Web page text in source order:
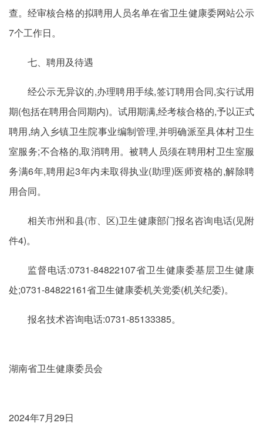
查。经审核合格的拟聘用人员名单在省卫生健康委网站公示
7个工作日。
七、聘用及待遇
经公示无异议的,办理聘用手续,签订聘用合同,实行试用
期(包括在聘用合同期内)。试用期满,经考核合格的,予以正式
聘用,纳入乡镇卫生院事业编制管理,并明确派至具体村卫生
室服务;不合格的,取消聘用。被聘人员须在聘用村卫生室服
务满6年,聘用起3年内未取得执业(助理)医师资格的,解除聘
用合同。
相关市州和县(市、区)卫生健康部门报名咨询电话(见附
件4)。
监督电话:0731-84822107省卫生健康委基层卫生健康
处;0731-84822161省卫生健康委机关党委(机关纪委)。
报名技术咨询电话:0731-85133385。
湖南省卫生健康委员会
2024年7月29日